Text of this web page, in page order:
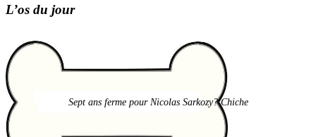
L’os du jour
Sept ans ferme pour Nicolas Sarkozy? Chiche